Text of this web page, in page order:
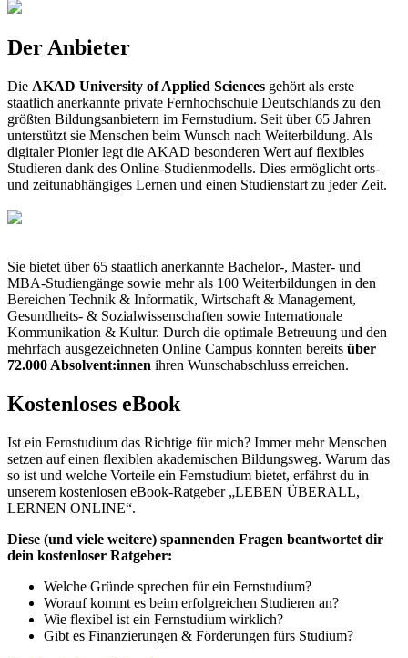
Der Anbieter
Die AKAD University of Applied Sciences gehört als erste
staatlich anerkannte private Fernhochschule Deutschlands zu den
größten Bildungsanbietern im Fernstudium. Seit über 65 Jahren
unterstützt sie Menschen beim Wunsch nach Weiterbildung. Als
digitaler Pionier legt die AKAD besonderen Wert auf flexibles
Studieren dank des Online-Studienmodells. Dies ermöglicht orts-
und zeitunabhängiges Lernen und einen Studienstart zu jeder Zeit.
Sie bietet über 65 staatlich anerkannte Bachelor-, Master- und
MBA-Studiengänge sowie mehr als 100 Weiterbildungen in den
Bereichen Technik & Informatik, Wirtschaft & Management,
Gesundheits- & Sozialwissenschaften sowie Internationale
Kommunikation & Kultur. Durch die optimale Betreuung und den
mehrfach ausgezeichneten Online Campus konnten bereits über
72.000 Absolvent:innen ihren Wunschabschluss erreichen.
Kostenloses eBook
Ist ein Fernstudium das Richtige für mich? Immer mehr Menschen
setzen auf einen flexiblen akademischen Bildungsweg. Warum das
so ist und welche Vorteile ein Fernstudium bietet, erfährst du in
unserem kostenlosen eBook-Ratgeber „LEBEN ÜBERALL,
LERNEN ONLINE“.
Diese (und viele weitere) spannenden Fragen beantwortet dir
dein kostenloser Ratgeber:
Welche Gründe sprechen für ein Fernstudium?
Worauf kommt es beim erfolgreichen Studieren an?
Wie flexibel ist ein Fernstudium wirklich?
Gibt es Finanzierungen & Förderungen fürs Studium?